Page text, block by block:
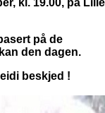
på de
den dagen.
beskjed !